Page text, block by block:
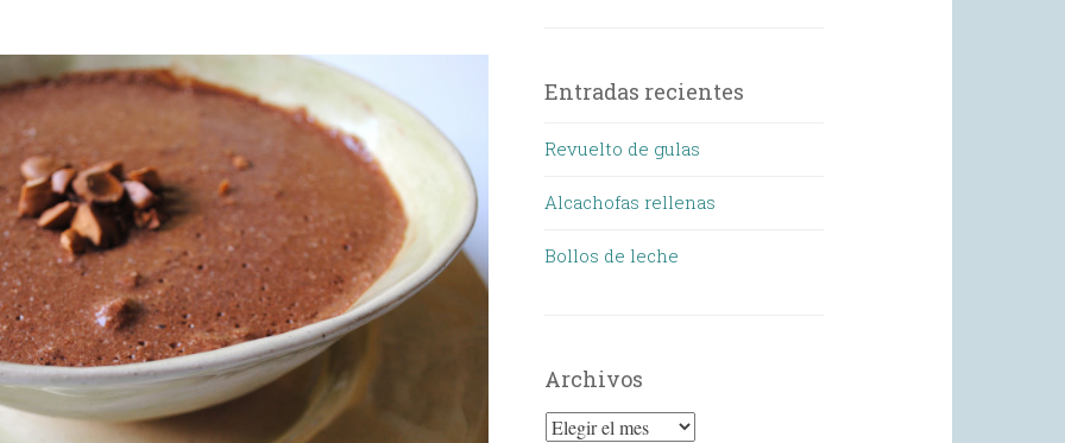
Entradas recientes
Revuelto de gulas
Alcachofas rellenas
Bollos de leche
Archivos
Archivos